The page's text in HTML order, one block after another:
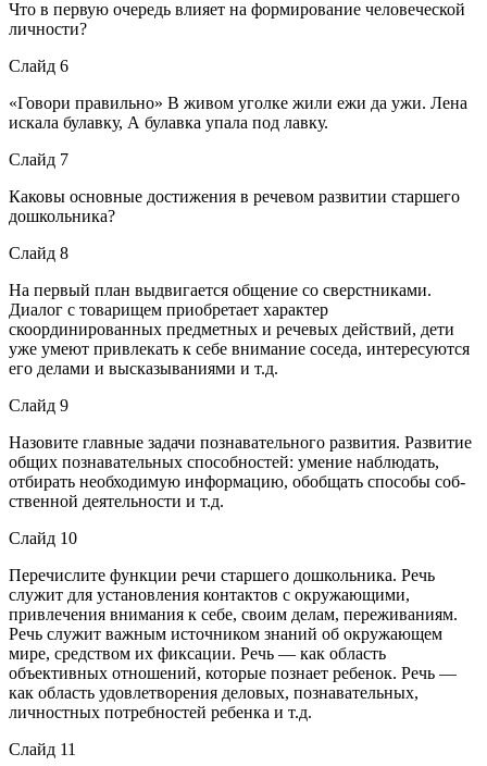
Что в первую очередь влияет на формирование человеческой
лич­ности?
Слайд 6
«Говори правильно» В живом уголке жили ежи да ужи. Лена
искала булавку, А булавка упала под лавку.
Слайд 7
Каковы основные достижения в речевом развитии старшего
дошкольника?
Слайд 8
На первый план выдвигается общение со сверстниками.
Диалог с товарищем приобретает характер
скоординированных пред­метных и речевых действий, дети
уже умеют привлекать к себе внима­ние соседа, интересуются
его делами и высказываниями и т.д.
Слайд 9
Назовите главные задачи познавательного развития. Развитие
общих познавательных способностей: умение наблю­дать,
отбирать необходимую информацию, обобщать способы соб­
ственной деятельности и т.д.
Слайд 10
Перечислите функции речи старшего дошкольника. Речь
служит для установления контактов с окружающими,
привлечения внимания к себе, своим делам, переживаниям.
Речь служит важным источником знаний об окружающем
мире, средством их фиксации. Речь — как область
объективных отношений, которые позна­ет ребенок. Речь —
как область удовлетворения деловых, познавательных,
личностных потребностей ребенка и т.д.
Слайд 11